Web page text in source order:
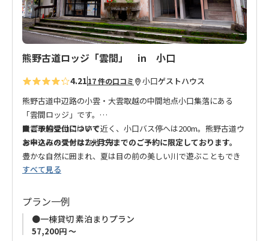
熊野古道ロッジ「雲間」 in 小口
4.2117 件の口コミ 小口ゲストハウス
熊野古道中辺路の小雲・大雲取越の中間地点小口集落にある
「雲間ロッジ」です。
大雲取越登山口はすぐ近く、小口バス停へは200m。熊野古道ウ
ォークにベストな立地です。
豊かな自然に囲まれ、夏は目の前の美しい川で遊ぶこともでき
ます。
昔の農協のビルを改装し、宿泊施設の他にアーティストのため
の滞在制作拠点を併設しています。
滞在中のアーティストがホストになり、お客様をお出迎えしま
す。
■ご予約受付について
お申込みの受付は2ヶ月先までのご予約に限定しております。
■チェックインについて
す。スタッフは常駐しておりません。
＊チェックイン方法につきましては、予約確定後に熊野トラベ
ルマイページのチャットよりお知らせいたします。
すべて見る
プラン一例
●一棟貸切 素泊まりプラン
57,200円 ～